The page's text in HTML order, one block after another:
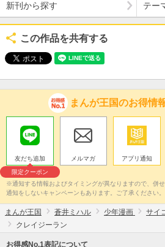
新刊から探す テー
この作品を共有する
まんが王国のお得情
友だち追加
限定クーポン
メルマガ アプリ通知
※通知する情報およびタイミングが異なりますので、併
通知をしないキャンペーンもあります。ご了承ください。
まんが王国 蒼井ミハル 少年漫画
サイ
クレイジーラン
お得感No.1表記について